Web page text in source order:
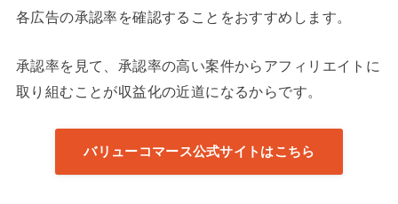
各広告の承認率を確認することをおすすめします。
承認率を見て、承認率の高い案件からアフィリエイトに
取り組むことが収益化の近道になるからです。
バリューコマース公式サイトはこちら